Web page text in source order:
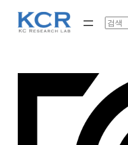
Search